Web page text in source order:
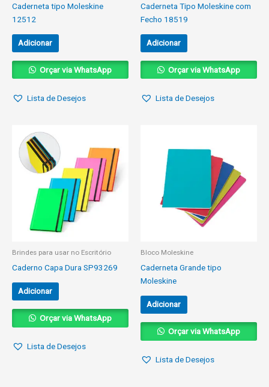
Caderneta tipo Moleskine
12512
Adicionar
Orçar via WhatsApp
Lista de Desejos
Caderneta Tipo Moleskine com
Fecho 18519
Adicionar
Orçar via WhatsApp
Lista de Desejos
Brindes para usar no Escritório
Caderno Capa Dura SP93269
Adicionar
Orçar via WhatsApp
Lista de Desejos
Bloco Moleskine
Caderneta Grande tipo
Moleskine
Adicionar
Orçar via WhatsApp
Lista de Desejos